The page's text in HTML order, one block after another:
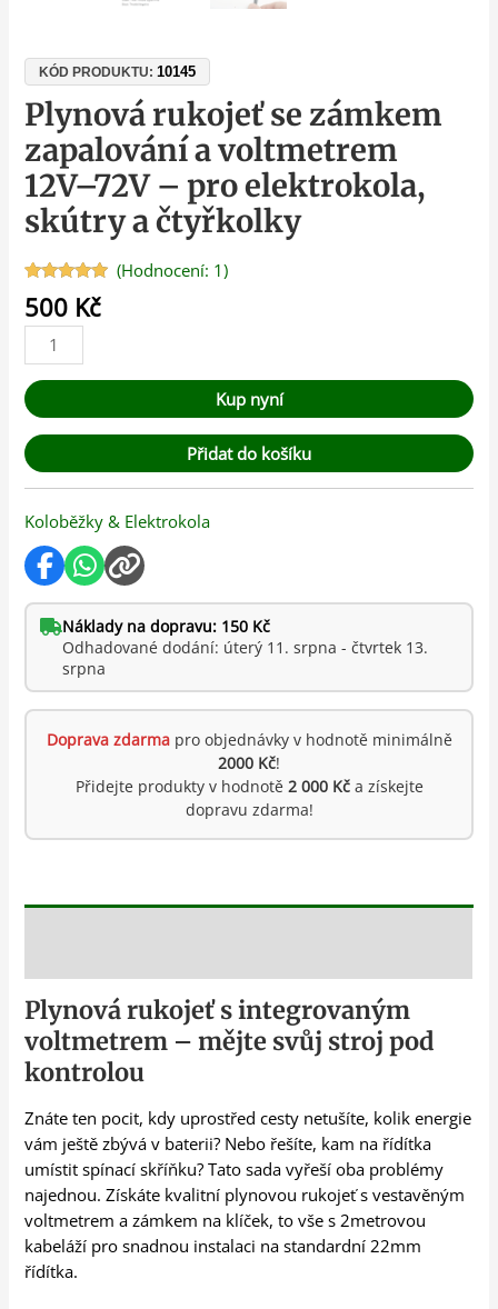
KÓD PRODUKTU:10145
Plynová rukojeť se zámkem
zapalování a voltmetrem
12V–72V – pro elektrokola,
skútry a čtyřkolky
Hodnoceno
5.00z 5 na
základě
1
hodnocení
zákazníka
(Hodnocení: 1)
500 Kč
Kup nyní
Přidat do košíku
Koloběžky & Elektrokola
Náklady na dopravu: 150 Kč
Odhadované dodání: úterý 11. srpna - čtvrtek 13.
srpna
Doprava zdarmapro objednávky v hodnotě minimálně
2000 Kč!
Přidejte produkty v hodnotě 2 000 Kča získejte
dopravu zdarma!
Plynová rukojeť s integrovaným
voltmetrem – mějte svůj stroj pod
kontrolou
Znáte ten pocit, kdy uprostřed cesty netušíte, kolik energie
vám ještě zbývá v baterii? Nebo řešíte, kam na řídítka
umístit spínací skříňku? Tato sada vyřeší oba problémy
najednou. Získáte kvalitní plynovou rukojeť s vestavěným
voltmetrem a zámkem na klíček, to vše s 2metrovou
kabeláží pro snadnou instalaci na standardní 22mm
řídítka.